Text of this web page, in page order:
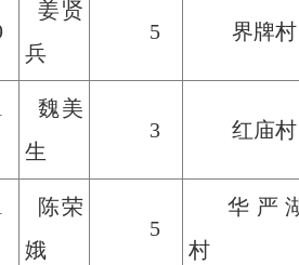
姜贤
兵
5 界牌村
魏美
生
3 红庙村
陈荣
娥
5
华严
村